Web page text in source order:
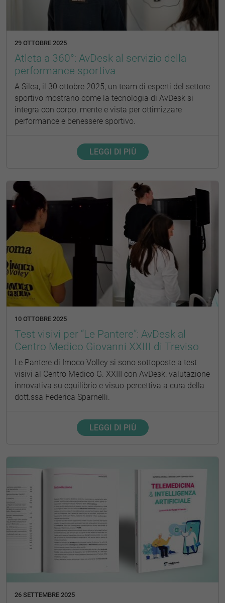
29 OTTOBRE 2025
Atleta a 360°: AvDesk al servizio della
performance sportiva
A Silea, il 30 ottobre 2025, un team di esperti del settore
sportivo mostrano come la tecnologia di AvDesk si
integra con corpo, mente e vista per ottimizzare
performance e benessere sportivo.
LEGGI DI PIÙ
10 OTTOBRE 2025
Test visivi per “Le Pantere”: AvDesk al
Centro Medico Giovanni XXIII di Treviso
Le Pantere di Imoco Volley si sono sottoposte a test
visivi al Centro Medico G. XXIII con AvDesk: valutazione
innovativa su equilibrio e visuo-percettiva a cura della
dott.ssa Federica Sparnelli.
LEGGI DI PIÙ
26 SETTEMBRE 2025